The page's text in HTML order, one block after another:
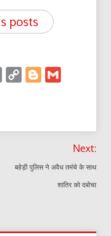
posts
EmailCopyBlogger
Next:
बहेड़ी पुलिस ने अवैध तमंचे के साथ
शातिर को दबोचा